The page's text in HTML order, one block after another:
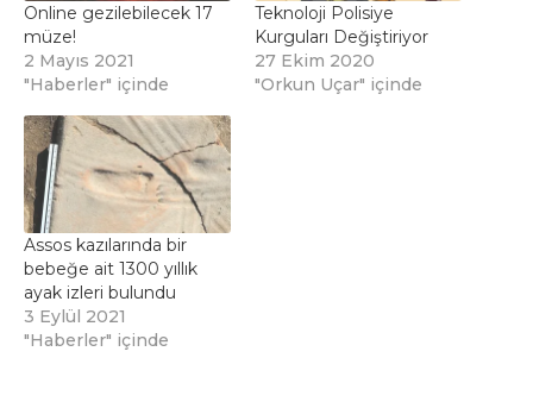
Online gezilebilecek 17
müze!
2 Mayıs 2021
"Haberler" içinde
Teknoloji Polisiye
Kurguları Değiştiriyor
27 Ekim 2020
"Orkun Uçar" içinde
Assos kazılarında bir
bebeğe ait 1300 yıllık
ayak izleri bulundu
3 Eylül 2021
"Haberler" içinde